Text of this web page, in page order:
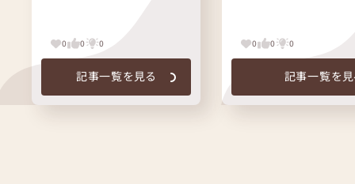
0 0 0
記事一覧を見る
0 0 0
記事一覧を